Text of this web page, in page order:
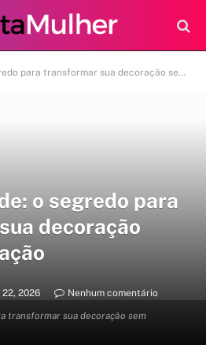
transformar sua decoração sem complicação
transformar sua decoração sem
o segredo para
decoração
22, 2026
Nenhum comentário